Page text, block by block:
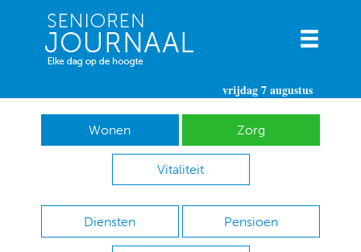
vrijdag 7 augustus
Wonen Zorg
Vitaliteit
Diensten Pensioen